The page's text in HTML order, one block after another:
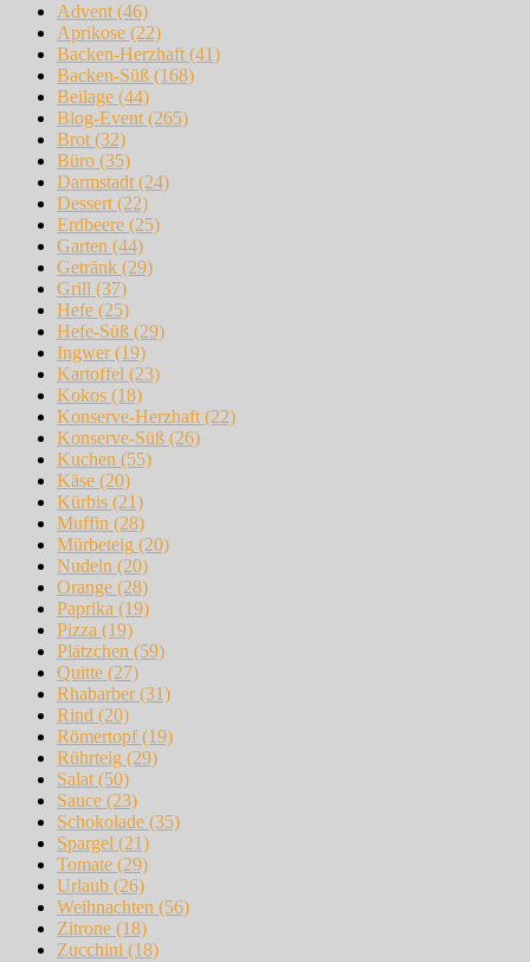
Advent (46)
Aprikose (22)
Backen-Herzhaft (41)
Backen-Süß (168)
Beilage (44)
Blog-Event (265)
Brot (32)
Büro (35)
Darmstadt (24)
Dessert (22)
Erdbeere (25)
Garten (44)
Getränk (29)
Grill (37)
Hefe (25)
Hefe-Süß (29)
Ingwer(19)
Kartoffel (23)
Kokos (18)
Konserve-Herzhaft (22)
Konserve-Süß (26)
Kuchen (55)
Käse (20)
Kürbis (21)
Muffin (28)
Mürbeteig (20)
Nudeln (20)
Orange (28)
Paprika (19)
Pizza (19)
Plätzchen (59)
Quitte (27)
Rhabarber(31)
Rind (20)
Römertopf(19)
Rührteig (29)
Salat (50)
Sauce (23)
Schokolade (35)
Spargel (21)
Tomate (29)
Urlaub (26)
Weihnachten (56)
Zitrone (18)
Zucchini (18)